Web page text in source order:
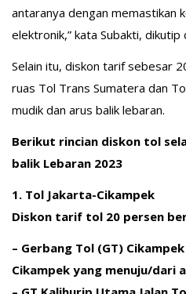
antaranya dengan memastikan
elektronik,” kata Subakti, dikutip
Selain itu, diskon tarif sebesar
ruas Tol Trans Sumatera dan
mudik dan arus balik lebaran.
Berikut rincian diskon tol
balik Lebaran 2023
1. Tol Jakarta-Cikampek
Diskon tarif tol 20 persen
– Gerbang Tol (GT)
Cikampek yang menuju/dari